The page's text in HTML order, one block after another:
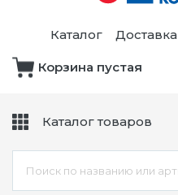
Каталог Доставка
Корзина пустая
Каталог товаров
Электричества и
Безопасности,
Товары для Чистых
Цепи